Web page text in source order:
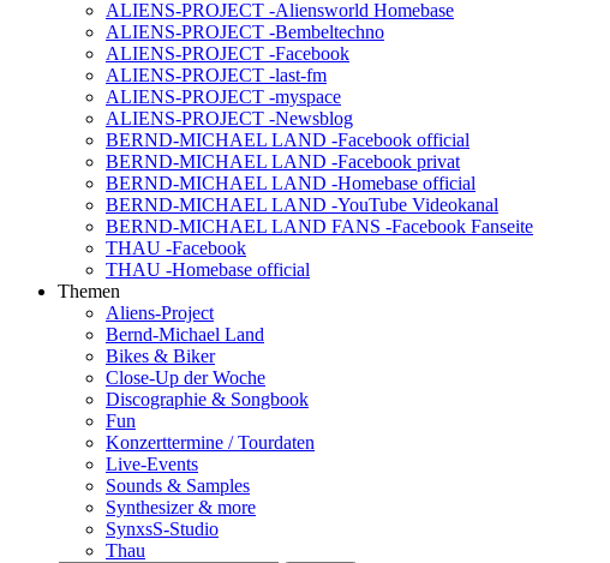
ALIENS-PROJECT -Aliensworld Homebase
ALIENS-PROJECT -Bembeltechno
ALIENS-PROJECT -Facebook
ALIENS-PROJECT -last-fm
ALIENS-PROJECT -myspace
ALIENS-PROJECT -Newsblog
BERND-MICHAEL LAND -Facebook official
BERND-MICHAEL LAND -Facebook privat
BERND-MICHAEL LAND -Homebase official
BERND-MICHAEL LAND -YouTube Videokanal
BERND-MICHAEL LAND FANS -Facebook Fanseite
THAU -Facebook
THAU -Homebase official
Themen
Aliens-Project
Bernd-Michael Land
Bikes & Biker
Close-Up der Woche
Discographie & Songbook
Fun
Konzerttermine / Tourdaten
Live-Events
Sounds & Samples
Synthesizer & more
SynxsS-Studio
Thau